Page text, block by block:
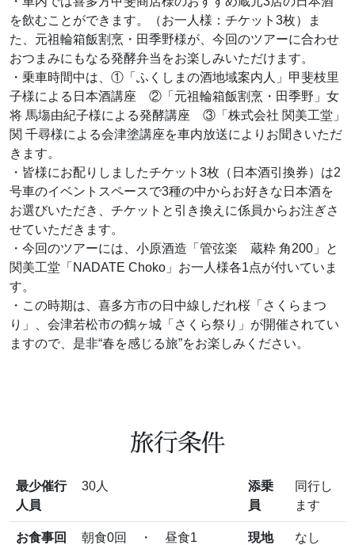
を飲むことができます。（お一人様：チケット3枚）ま
た、元祖輪箱飯割烹・田季野様が、今回のツアーに合わせ
おつまみにもなる発酵弁当をお楽しみいただけます。
・乗車時間中は、①「ふくしまの酒地域案内人」甲斐枝里
子様による日本酒講座 ②「元祖輪箱飯割烹・田季野」女
将 馬塲由紀子様による発酵講座 ③「株式会社 関美工堂」
関 千尋様による会津塗講座を車内放送によりお聞きいただ
きます。
・皆様にお配りしましたチケット3枚（日本酒引換券）は2
号車のイベントスペースで3種の中からお好きな日本酒を
お選びいただき、チケットと引き換えに係員からお注ぎさ
せていただきます。
・今回のツアーには、小原酒造「管弦楽 蔵粋 角200」と
関美工堂「NADATE Choko」お一人様各1点が付いていま
す。
・この時期は、喜多方市の日中線しだれ桜「さくらまつ
り」、会津若松市の鶴ヶ城「さくら祭り」が開催されてい
ますので、是非“春を感じる旅”をお楽しみください。
旅行条件
最少催行
人員
30人
添乗
員
同行し
ます
お食事回 朝食0回 ・ 昼食1 現地 なし